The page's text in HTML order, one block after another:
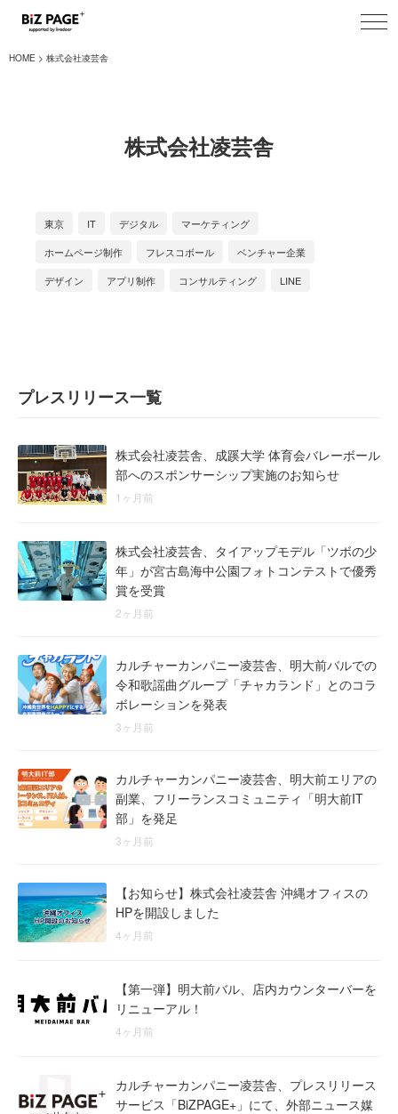
toggle
HOME 株式会社凌芸舎
株式会社凌芸舎
東京 IT デジタル
マーケティング
ホームページ制作
フレスコボール
ベンチャー企業
デザイン
アプリ制作 コンサルティング LINE
プレスリリース一覧
株式会社凌芸舎、成蹊大学 体育会バレーボール
部へのスポンサーシップ実施のお知らせ
1ヶ月前
株式会社凌芸舎、タイアップモデル「ツボの少
年」が宮古島海中公園フォトコンテストで優秀
賞を受賞
2ヶ月前
カルチャーカンパニー凌芸舎、明大前バルでの
令和歌謡曲グループ「チャカランド」とのコラ
ボレーションを発表
3ヶ月前
カルチャーカンパニー凌芸舎、明大前エリアの
副業、フリーランスコミュニティ「明大前IT
部」を発足
3ヶ月前
【お知らせ】株式会社凌芸舎 沖縄オフィスの
HPを開設しました
4ヶ月前
【第一弾】明大前バル、店内カウンターバーを
リニューアル！
4ヶ月前
カルチャーカンパニー凌芸舎、プレスリリース
サービス「BiZPAGE+」にて、外部ニュース媒